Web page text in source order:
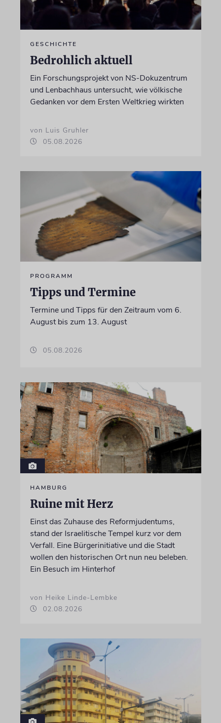
GESCHICHTE
Bedrohlich aktuell
Ein Forschungsprojekt von NS-Dokuzentrum
und Lenbachhaus untersucht, wie völkische
Gedanken vor dem Ersten Weltkrieg wirkten
von Luis Gruhler
05.08.2026
PROGRAMM
Tipps und Termine
Termine und Tipps für den Zeitraum vom 6.
August bis zum 13. August
05.08.2026
HAMBURG
Ruine mit Herz
Einst das Zuhause des Reformjudentums,
stand der Israelitische Tempel kurz vor dem
Verfall. Eine Bürgerinitiative und die Stadt
wollen den historischen Ort nun neu beleben.
Ein Besuch im Hinterhof
von Heike Linde-Lembke
02.08.2026